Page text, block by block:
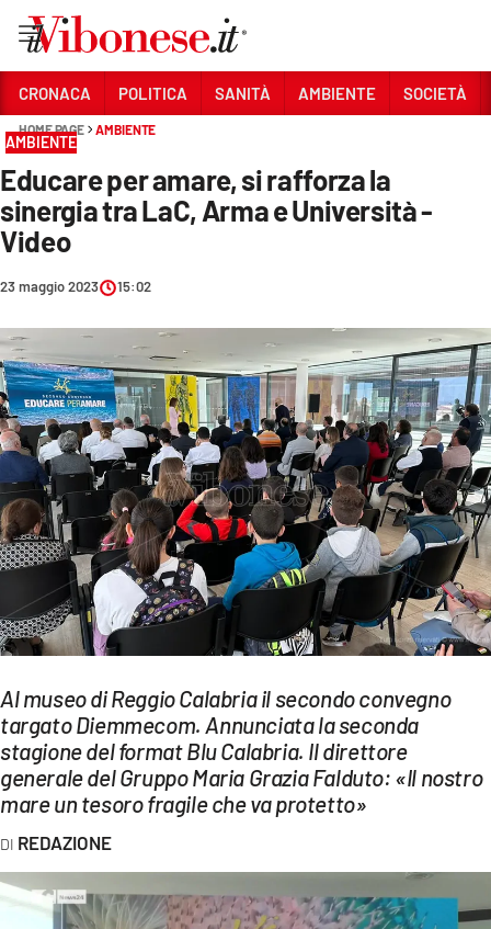
Sezioni
CRONACA
POLITICA
SOCIETÀ
CULTURA
ECONOMIA E LAVORO
EVENTI
SPORT
Streaming
LAC TV
LAC NETWORK
LAC ONAIR
LaC
LACPLAY.IT
LACTV.IT
CRONACA POLITICA SANITÀ AMBIENTE SOCIETÀ
HOME PAGE AMBIENTE
AMBIENTE
Educare per amare, si rafforza la
sinergia tra LaC, Arma e Università -
Video
23 maggio 2023 15:02
Al museo di Reggio Calabria il secondo convegno
targato Diemmecom. Annunciata la seconda
stagione del format Blu Calabria. Il direttore
generale del Gruppo Maria Grazia Falduto: «Il nostro
mare un tesoro fragile che va protetto»
REDAZIONE